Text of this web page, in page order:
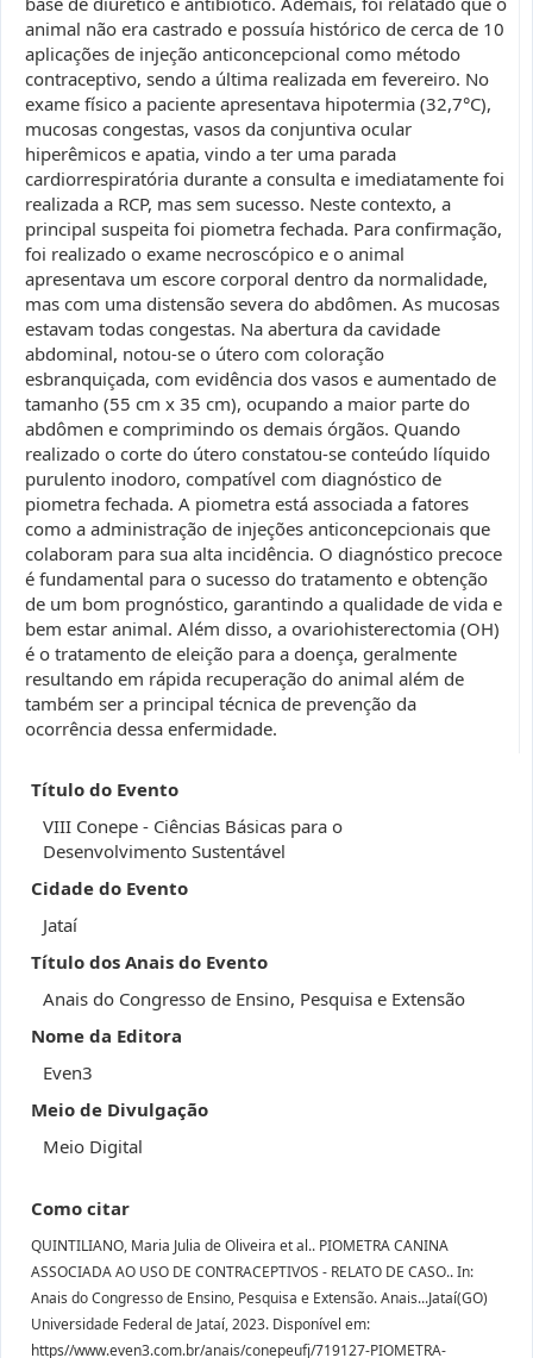
animal não era castrado e possuía histórico de cerca de 10
aplicações de injeção anticoncepcional como método
contraceptivo, sendo a última realizada em fevereiro. No
exame físico a paciente apresentava hipotermia (32,7°C),
mucosas congestas, vasos da conjuntiva ocular
hiperêmicos e apatia, vindo a ter uma parada
cardiorrespiratória durante a consulta e imediatamente foi
realizada a RCP, mas sem sucesso. Neste contexto, a
principal suspeita foi piometra fechada. Para confirmação,
foi realizado o exame necroscópico e o animal
apresentava um escore corporal dentro da normalidade,
mas com uma distensão severa do abdômen. As mucosas
estavam todas congestas. Na abertura da cavidade
abdominal, notou-se o útero com coloração
esbranquiçada, com evidência dos vasos e aumentado de
tamanho (55 cm x 35 cm), ocupando a maior parte do
abdômen e comprimindo os demais órgãos. Quando
realizado o corte do útero constatou-se conteúdo líquido
purulento inodoro, compatível com diagnóstico de
piometra fechada. A piometra está associada a fatores
como a administração de injeções anticoncepcionais que
colaboram para sua alta incidência. O diagnóstico precoce
é fundamental para o sucesso do tratamento e obtenção
de um bom prognóstico, garantindo a qualidade de vida e
bem estar animal. Além disso, a ovariohisterectomia (OH)
é o tratamento de eleição para a doença, geralmente
resultando em rápida recuperação do animal além de
também ser a principal técnica de prevenção da
ocorrência dessa enfermidade.
Título do Evento
VIII Conepe - Ciências Básicas para o
Desenvolvimento Sustentável
Cidade do Evento
Jataí
Título dos Anais do Evento
Anais do Congresso de Ensino, Pesquisa e Extensão
Nome da Editora
Even3
Meio de Divulgação
Meio Digital
Como citar
QUINTILIANO, Maria Julia de Oliveira et al.. PIOMETRA CANINA
ASSOCIADA AO USO DE CONTRACEPTIVOS - RELATO DE CASO.. In:
Anais do Congresso de Ensino, Pesquisa e Extensão. Anais...Jataí(GO)
Universidade Federal de Jataí, 2023. Disponível em:
https//www.even3.com.br/anais/conepeufj/719127-PIOMETRA-